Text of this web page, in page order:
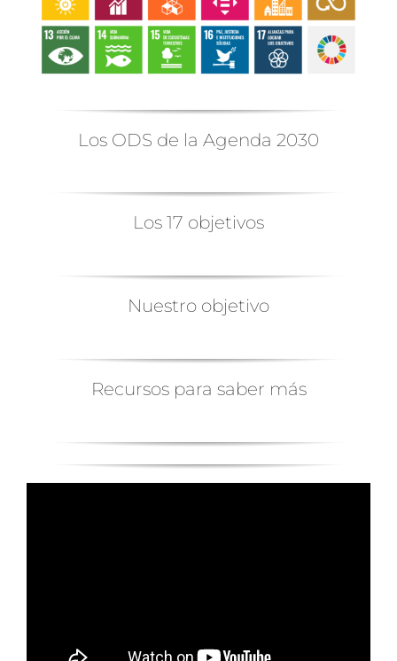
Los ODS de la Agenda 2030
Los 17 objetivos
Nuestro objetivo
Recursos para saber más